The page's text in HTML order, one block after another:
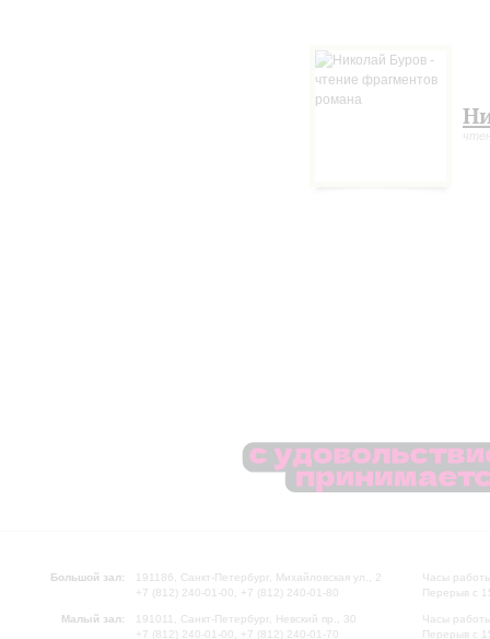
Большой зал:
191186, Санкт-Петербург, Михайловская ул., 2
+7 (812) 240-01-00, +7 (812) 240-01-80
Малый зал:
191011, Санкт-Петербург, Невский пр., 30
+7 (812) 240-01-00, +7 (812) 240-01-70
Часы
Перерыв с
Часы
Перерыв с